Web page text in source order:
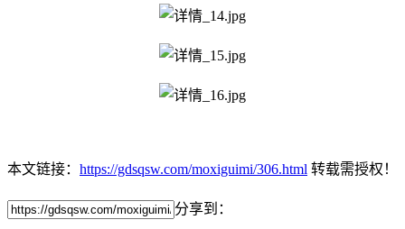
本文链接： https://gdsqsw.com/moxiguimi/306.html 转载需授权！
分享到：